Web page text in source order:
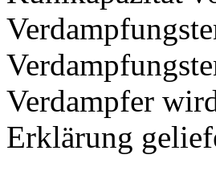
Verdampfer
Erklärung